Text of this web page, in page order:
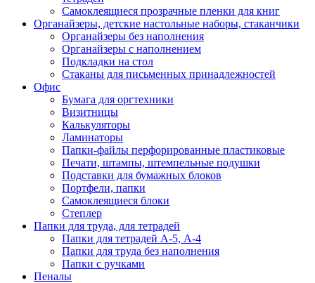
Самоклеящиеся прозрачные пленки для книг
Органайзеры, детские настольные наборы, стаканчики
Органайзеры без наполнения
Органайзеры с наполнением
Подкладки на стол
Стаканы для письменных принадлежностей
Офис
Бумага для оргтехники
Визитницы
Калькуляторы
Ламинаторы
Папки-файлы перфорированные пластиковые
Печати, штампы, штемпельные подушки
Подставки для бумажных блоков
Портфели, папки
Самоклеящиеся блоки
Степлер
Папки для труда, для тетрадей
Папки для тетрадей А-5, А-4
Папки для труда без наполнения
Папки с ручками
Пеналы